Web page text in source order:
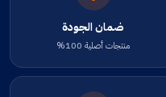
ضمان الجودة
منتجات أصلية 100%